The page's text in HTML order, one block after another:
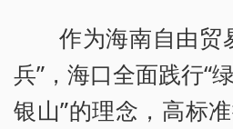
作为海南自由贸
兵”，海口全面践行“
银山”的理念，高标